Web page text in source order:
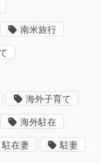
南米旅行
海外子育て
海外駐在
駐在妻 駐妻